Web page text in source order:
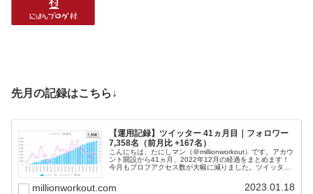
先月の記録はこちら↓
【運用記録】ツイッター 41ヵ月目｜フォロワー
7,358名（前月比 +167名）
こんにちは、たにしマン（＠millionworkout）です。アカウ
ント開設から41ヵ月、2022年12月の経過をまとめます！
今月もプロフアクセス数が大幅に減りました。ツイッター
millionworkout.com 2023.01.18